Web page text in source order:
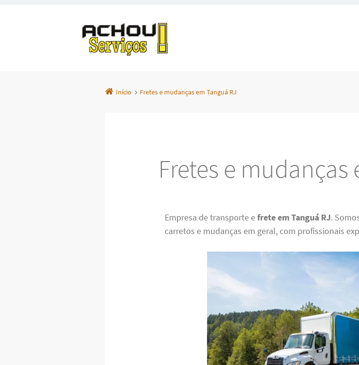
Início Fretes e mudanças em Tanguá RJ
Fretes e mudanças
Empresa de transporte efrete em Tanguá RJ.
carretos e mudanças em geral, com profissionais